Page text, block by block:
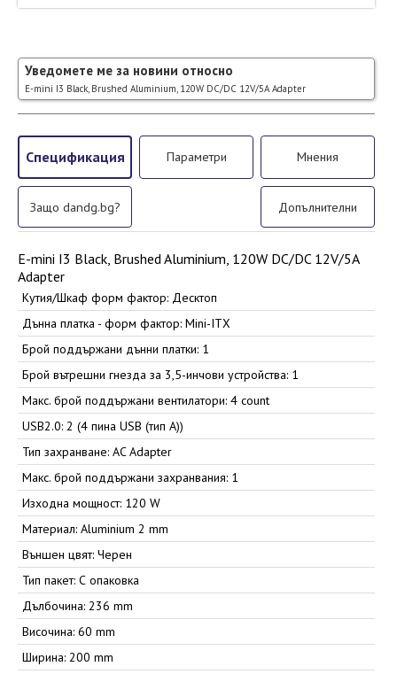
Уведомете ме за новини относно
E-mini I3 Black, Brushed Aluminium, 120W DC/DC 12V/5A Adapter
Спецификация Параметри Мнения
Защо dandg.bg? Допълнителни
E-mini I3 Black, Brushed Aluminium, 120W DC/DC 12V/5A
Adapter
Кутия/Шкаф форм фактор: Десктоп
Дънна платка - форм фактор: Mini-ITX
Брой поддържани дънни платки: 1
Брой вътрешни гнезда за 3,5-инчови устройства: 1
Макс. брой поддържани вентилатори: 4 count
USB2.0: 2 (4 пина USB (тип А))
Тип захранване: AC Adapter
Макс. брой поддържани захранвания: 1
Изходна мощност: 120 W
Материал: Aluminium 2 mm
Външен цвят: Черен
Тип пакет: С опаковка
Дълбочина: 236 mm
Височина: 60 mm
Ширина: 200 mm